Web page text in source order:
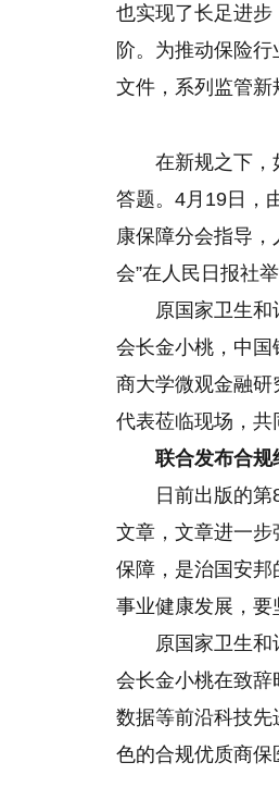
也实现了长足进
阶。为推动保险行
文件，系列监管
在新规之下，
答题。4月19日，
康保障分会指导
会”在人民日报社举
原 国家卫生和
会长金小桃，中
商大学微观金融研
代表莅临现场，共
联合发布合规
日前出版的
文章，文章进一
保障，是治国安
事业健康发展，
原 国家卫生和
会长金小桃在致
数据等前沿科技先
色的合规优质商保